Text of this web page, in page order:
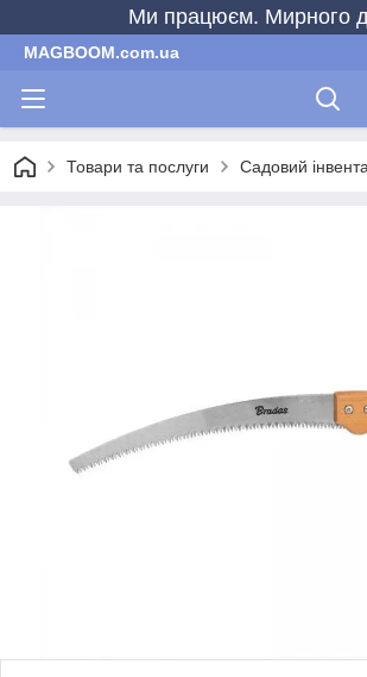
Ми працюєм. Мирного
MAGBOOM.com.ua
Товари та послуги Садовий